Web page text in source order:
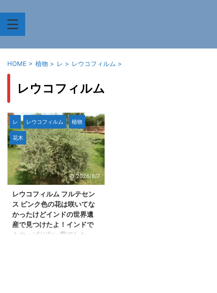
HOME > 植物 > レ > レウコフィルム >
レウコフィルム
レ レウコフィルム 植物
花木
2026/8/7
レウコフィルム フルテセン
ス ピンク色の花は咲いてな
かったけどインドの世界遺
産で見つけたよ！インドで
もやっぱり白い葉でした。